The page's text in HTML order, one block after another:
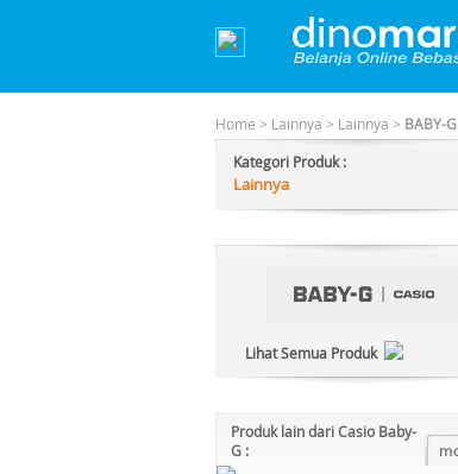
Home > Lainnya > Lainnya > BABY-
Kategori Produk :
Lainnya
Lihat Semua Produk
Produk lain dari Casio Baby-
G :